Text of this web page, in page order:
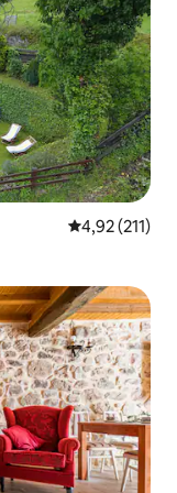
Prosečna
4,92 (211)